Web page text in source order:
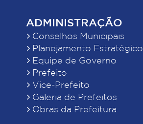
ADMINISTRAÇÃO
Conselhos Municipais
Planejamento Estratégico
Equipe de Governo
Prefeito
Vice-Prefeito
Galeria de Prefeitos
Obras da Prefeitura